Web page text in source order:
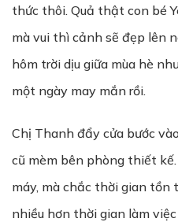
thức thôi. Quả thật con bé
mà vui thì cảnh sẽ đẹp lên
hôm trời dịu giữa mùa hè
một ngày may mắn rồi.
Chị Thanh đẩy cửa bước
cũ mèm bên phòng thiết
máy, mà chắc thời gian tồn
nhiều hơn thời gian làm